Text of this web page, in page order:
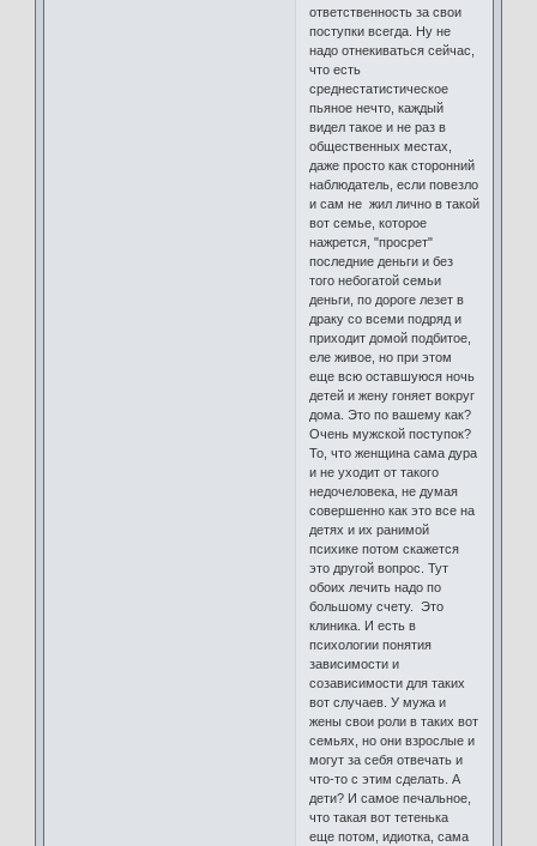
ответственность за свои
поступки всегда. Ну не
надо отнекиваться сейчас,
что есть
среднестатистическое
пьяное нечто, каждый
видел такое и не раз в
общественных местах,
даже просто как сторонний
наблюдатель, если повезло
и сам не жил лично в такой
вот семье, которое
нажрется, "просрет"
последние деньги и без
того небогатой семьи
деньги, по дороге лезет в
драку со всеми подряд и
приходит домой подбитое,
еле живое, но при этом
еще всю оставшуюся ночь
детей и жену гоняет вокруг
дома. Это по вашему как?
Очень мужской поступок?
То, что женщина сама дура
и не уходит от такого
недочеловека, не думая
совершенно как это все на
детях и их ранимой
психике потом скажется
это другой вопрос. Тут
обоих лечить надо по
большому счету. Это
клиника. И есть в
психологии понятия
зависимости и
созависимости для таких
вот случаев. У мужа и
жены свои роли в таких вот
семьях, но они взрослые и
могут за себя отвечать и
что-то с этим сделать. А
дети? И самое печальное,
что такая вот тетенька
еще потом, идиотка, сама